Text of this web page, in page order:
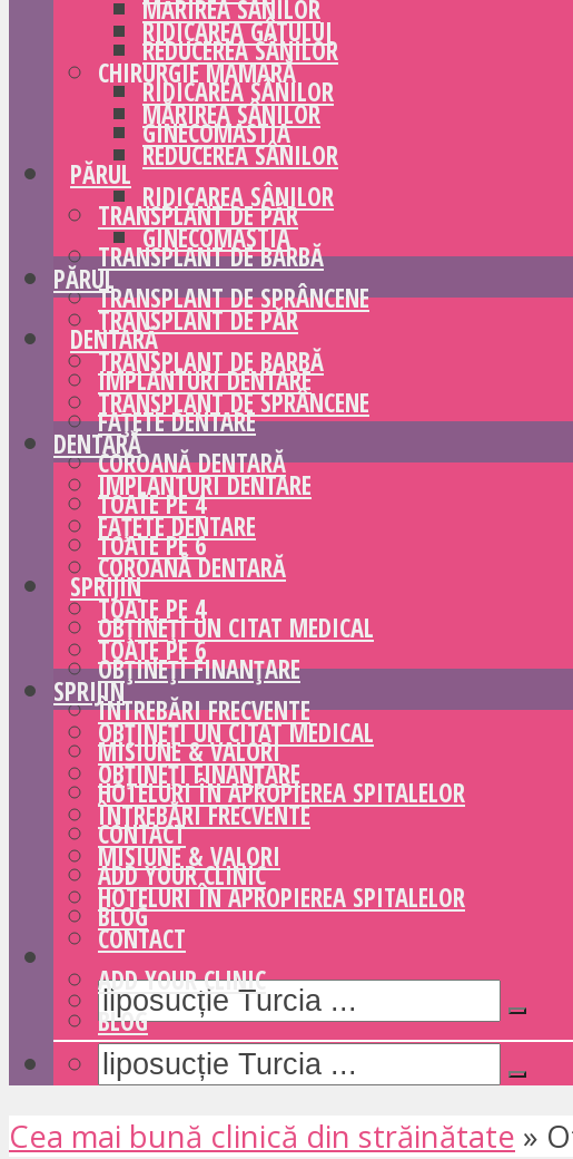
MĂRIREA SÂNILOR
REDUCEREA SÂNILOR
RIDICAREA SÂNILOR
GINECOMASTIA
PĂRUL
TRANSPLANT DE PĂR
TRANSPLANT DE BARBĂ
TRANSPLANT DE SPRÂNCENE
DENTARĂ
IMPLANTURI DENTARE
FAȚETE DENTARE
COROANĂ DENTARĂ
TOATE PE 4
TOATE PE 6
SPRIJIN
OBȚINEȚI UN CITAT MEDICAL
OBȚINEȚI FINANȚARE
ÎNTREBĂRI FRECVENTE
MISIUNE & VALORI
HOTELURI ÎN APROPIEREA SPITALELOR
CONTACT
ADD YOUR CLINIC
BLOG
RIDICAREA GÂTULUI
CHIRURGIE MAMARĂ
MĂRIREA SÂNILOR
REDUCEREA SÂNILOR
RIDICAREA SÂNILOR
GINECOMASTIA
PĂRUL
TRANSPLANT DE PĂR
TRANSPLANT DE BARBĂ
TRANSPLANT DE SPRÂNCENE
DENTARĂ
IMPLANTURI DENTARE
FAȚETE DENTARE
COROANĂ DENTARĂ
TOATE PE 4
TOATE PE 6
SPRIJIN
OBȚINEȚI UN CITAT MEDICAL
OBȚINEȚI FINANȚARE
ÎNTREBĂRI FRECVENTE
MISIUNE & VALORI
HOTELURI ÎN APROPIEREA SPITALELOR
CONTACT
ADD YOUR CLINIC
BLOG
Cea mai bună clinică din străinătate »